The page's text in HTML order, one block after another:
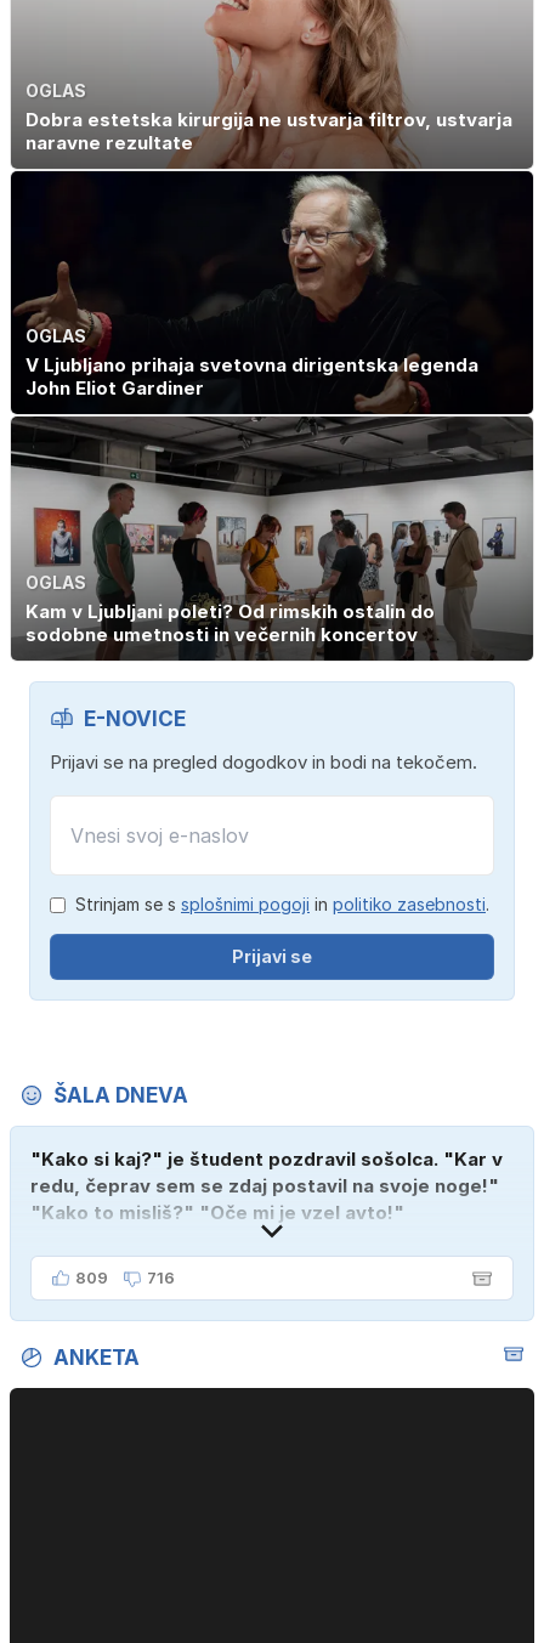
OGLAS
Dobra estetska kirurgija ne ustvarja filtrov, ustvarja
naravne rezultate
OGLAS
V Ljubljano prihaja svetovna dirigentska legenda
John Eliot Gardiner
OGLAS
Kam v Ljubljani poleti? Od rimskih ostalin do
sodobne umetnosti in večernih koncertov
E-NOVICE
Prijavi se na pregled dogodkov in bodi na tekočem.
Strinjam se s splošnimi pogoji in politiko zasebnosti.
Prijavi se
ŠALA DNEVA
"Kako si kaj?" je študent pozdravil sošolca. "Kar v
redu, čeprav sem se zdaj postavil na svoje noge!"
"Kako to misliš?" "Oče mi je vzel avto!"
809 716
ANKETA